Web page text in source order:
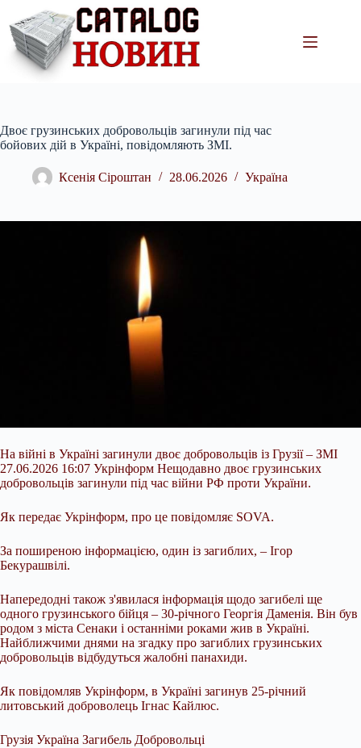
вмісту
Двоє грузинських добровольців загинули під час
бойових дій в Україні, повідомляють ЗМІ.
Ксенія Сіроштан 28.06.2026 Україна
На війні в Україні загинули двоє добровольців із Грузії – ЗМІ
27.06.2026 16:07 Укрінформ Нещодавно двоє грузинських
добровольців загинули під час війни РФ проти України.
Як передає Укрінформ, про це повідомляє SOVA.
За поширеною інформацією, один із загиблих, – Ігор
Бекурашвілі.
Напередодні також з'явилася інформація щодо загибелі ще
одного грузинського бійця – 30-річного Георгія Даменія. Він був
родом з міста Сенаки і останніми роками жив в Україні.
Найближчими днями на згадку про загиблих грузинських
добровольців відбудуться жалобні панахиди.
Як повідомляв Укрінформ, в Україні загинув 25-річний
литовський доброволець Ігнас Кайлюс.
Грузія Україна Загибель Добровольці